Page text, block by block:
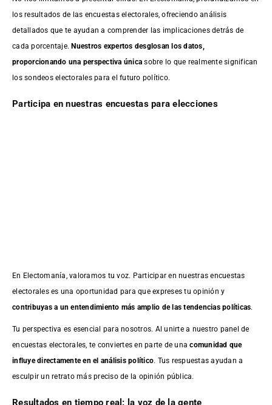
los resultados de las encuestas electorales, ofreciendo análisis
detallados que te ayudan a comprender las implicaciones detrás de
cada porcentaje.Nuestros expertos desglosan los datos,
proporcionando una perspectiva única sobre lo que realmente significan
los sondeos electorales para el futuro político.
Participa en nuestras encuestas para elecciones
En Electomanía, valoramos tu voz. Participar en nuestras encuestas
electorales es una oportunidad para que expreses tu opinión y
contribuyas a un entendimiento más amplio de las tendencias políticas.
Tu perspectiva es esencial para nosotros. Al unirte a nuestro panel de
encuestas electorales, te conviertes en parte de unacomunidad que
influye directamente en el análisis político. Tus respuestas ayudan a
esculpir un retrato más preciso de la opinión pública.
Resultados en tiempo real: la voz de la gente